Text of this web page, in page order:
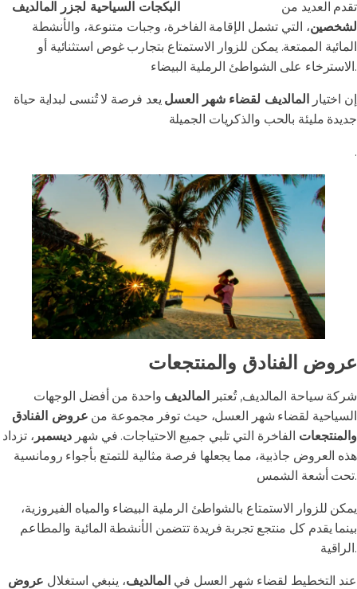
تقدم العديد من
البكجات السياحية لجزر المالديف
لشخصين، التي تشمل الإقامة الفاخرة، وجبات متنوعة، والأنشطة
المائية الممتعة. يمكن للزوار الاستمتاع بتجارب غوص استثنائية أو
الاسترخاء على الشواطئ الرملية البيضاء.
إن اختيار المالديف لقضاء شهر العسل يعد فرصة لا تُنسى لبداية حياة
جديدة مليئة بالحب والذكريات الجميلة
.
عروض الفنادق والمنتجعات
شركة سياحة المالديف, تُعتبر المالديف واحدة من أفضل الوجهات
السياحية لقضاء شهر العسل، حيث توفر مجموعة من عروض الفنادق
والمنتجعات الفاخرة التي تلبي جميع الاحتياجات. في شهر ديسمبر ، تزداد
هذه العروض جاذبية، مما يجعلها فرصة مثالية للتمتع بأجواء رومانسية
تحت أشعة الشمس.
يمكن للزوار الاستمتاع بالشواطئ الرملية البيضاء والمياه الفيروزية،
بينما يقدم كل منتجع تجربة فريدة تتضمن الأنشطة المائية والمطاعم
الراقية.
عند التخطيط لقضاء شهر العسل في المالديف، ينبغي استغلال عروض